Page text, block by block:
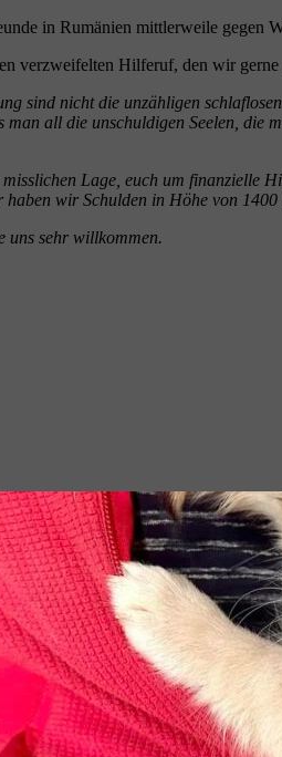
in Rumänien mittlerweile gegen
verzweifelten Hilferuf, den wir gerne
sind nicht die unzähligen
man all die unschuldigen Seelen, die
Lage, euch um finanzielle
haben wir Schulden in Höhe von
uns sehr willkommen.